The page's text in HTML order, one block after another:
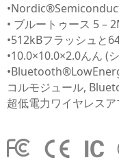
• ブルートゥース 5 –
•512kBフラッシュと
•10.0×10.0×2.0んん (
コルモジュール,
超低電力ワイヤレス